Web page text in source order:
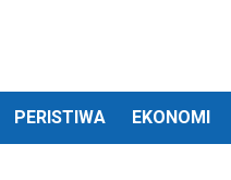
PERISTIWA EKONOMI